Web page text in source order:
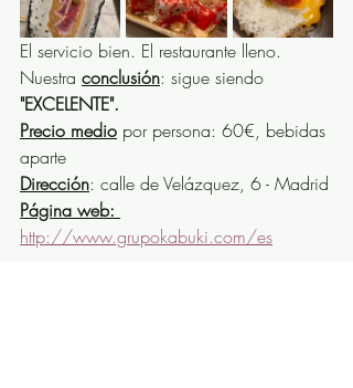
El servicio bien. El restaurante lleno.
Nuestra conclusión: sigue siendo
"EXCELENTE".
Precio medio por persona: 60€, bebidas
aparte
Dirección: calle de Velázquez, 6 - Madrid
Página web:
http://www.grupokabuki.com/es